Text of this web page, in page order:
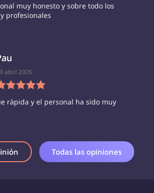
muy honesto y sobre todo los
profesionales
abril 2026
rápida y el personal ha sido muy
Todas las opiniones